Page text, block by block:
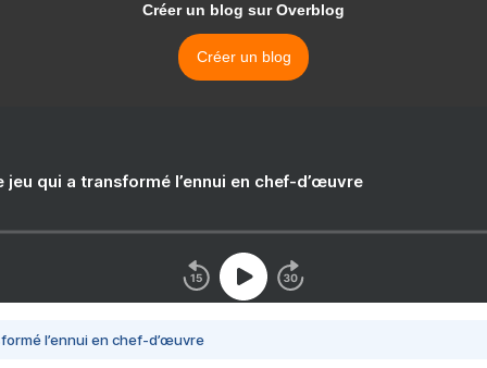
Créer un blog sur Overblog
Créer un blog
jeu qui a transformé l’ennui en chef-d’œuvre
l’ennui en chef-d’œuvre